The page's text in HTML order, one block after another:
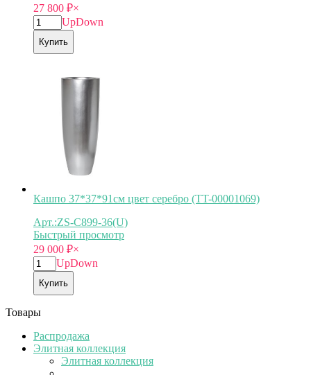
27 800 ₽×
UpDown
Купить
Кашпо 37*37*91см цвет серебро (TT-00001069)
Арт.:ZS-C899-36(U)
Быстрый просмотр
29 000 ₽×
UpDown
Купить
Товары
Распродажа
Элитная коллекция
Элитная коллекция